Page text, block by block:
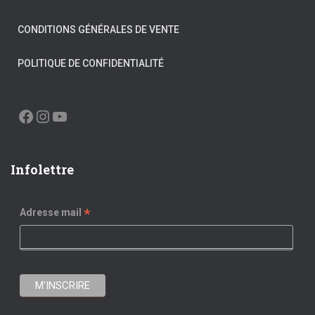
CONDITIONS GÉNÉRALES DE VENTE
POLITIQUE DE CONFIDENTIALITÉ
FACEBOOK INSTAGRAM
Infolettre
Adresse mail *